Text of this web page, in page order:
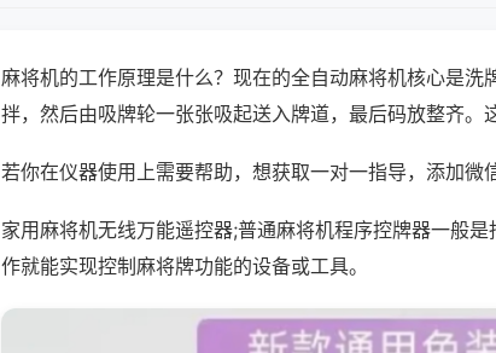
麻将机的工作原理是什么？现在的全自动麻将机核心是洗
拌，然后由吸牌轮一张张吸起送入牌道，最后码放整齐。
若你在仪器使用上需要帮助，想获取一对一指导，添加微
家用麻将机无线万能遥控器;普通麻将机程序控牌器一般
作就能实现控制麻将牌功能的设备或工具。